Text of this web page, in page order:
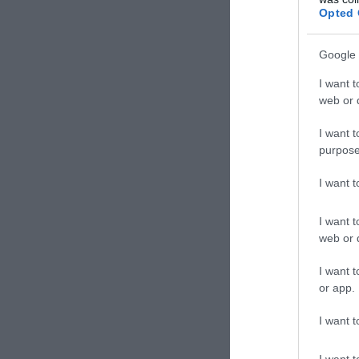
Opted
Google
I want
web or
I want
I want
I want
web or
I want
or app.
I want
αποχαιρετούν
ΣΧΟΛΙΑΣΤΕ